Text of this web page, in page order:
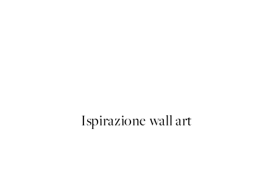
Ispirazione wall art